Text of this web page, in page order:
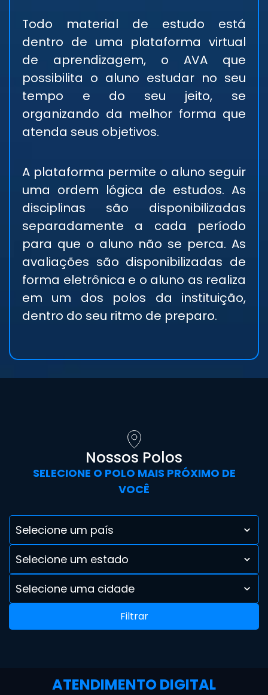
Todo material de estudo está
dentro de uma plataforma virtual
de aprendizagem, o AVA que
possibilita o aluno estudar no seu
tempo e do seu jeito, se
organizando da melhor forma que
atenda seus objetivos.
A plataforma permite o aluno seguir
uma ordem lógica de estudos. As
disciplinas são disponibilizadas
separadamente a cada período
para que o aluno não se perca. As
avaliações são disponibilizadas de
forma eletrônica e o aluno as realiza
em um dos polos da instituição,
dentro do seu ritmo de preparo.
Nossos Polos
SELECIONE O POLO MAIS PRÓXIMO DE
VOCÊ
Selecione um país
Selecione um estado
Selecione uma cidade
Filtrar
ATENDIMENTO DIGITAL